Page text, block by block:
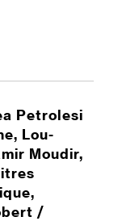
Petrolesi
Lou-
Moudir,
/